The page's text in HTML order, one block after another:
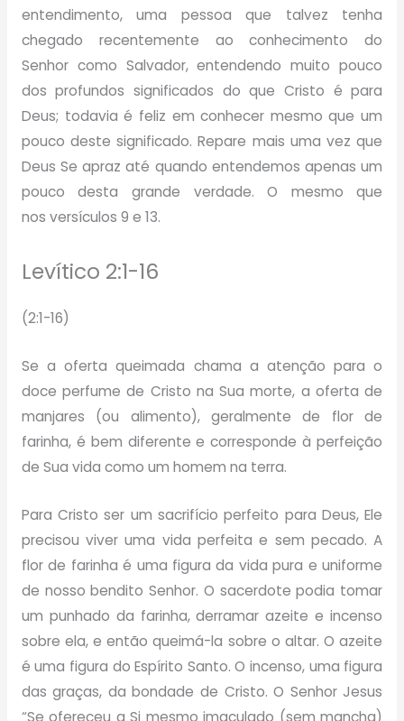
entendimento, uma pessoa que talvez tenha
chegado recentemente ao conhecimento do
Senhor como Salvador, entendendo muito pouco
dos profundos significados do que Cristo é para
Deus; todavia é feliz em conhecer mesmo que um
pouco deste significado. Repare mais uma vez que
Deus Se apraz até quando entendemos apenas um
pouco desta grande verdade. O mesmo que
nos versículos 9 e 13.
Levítico 2:1-16
(2:1-16)
Se a oferta queimada chama a atenção para o
doce perfume de Cristo na Sua morte, a oferta de
manjares (ou alimento), geralmente de flor de
farinha, é bem diferente e corresponde à perfeição
de Sua vida como um homem na terra.
Para Cristo ser um sacrifício perfeito para Deus, Ele
precisou viver uma vida perfeita e sem pecado. A
flor de farinha é uma figura da vida pura e uniforme
de nosso bendito Senhor. O sacerdote podia tomar
um punhado da farinha, derramar azeite e incenso
sobre ela, e então queimá-la sobre o altar. O azeite
é uma figura do Espírito Santo. O incenso, uma figura
das graças, da bondade de Cristo. O Senhor Jesus
“Se ofereceu a Si mesmo imaculado (sem mancha)